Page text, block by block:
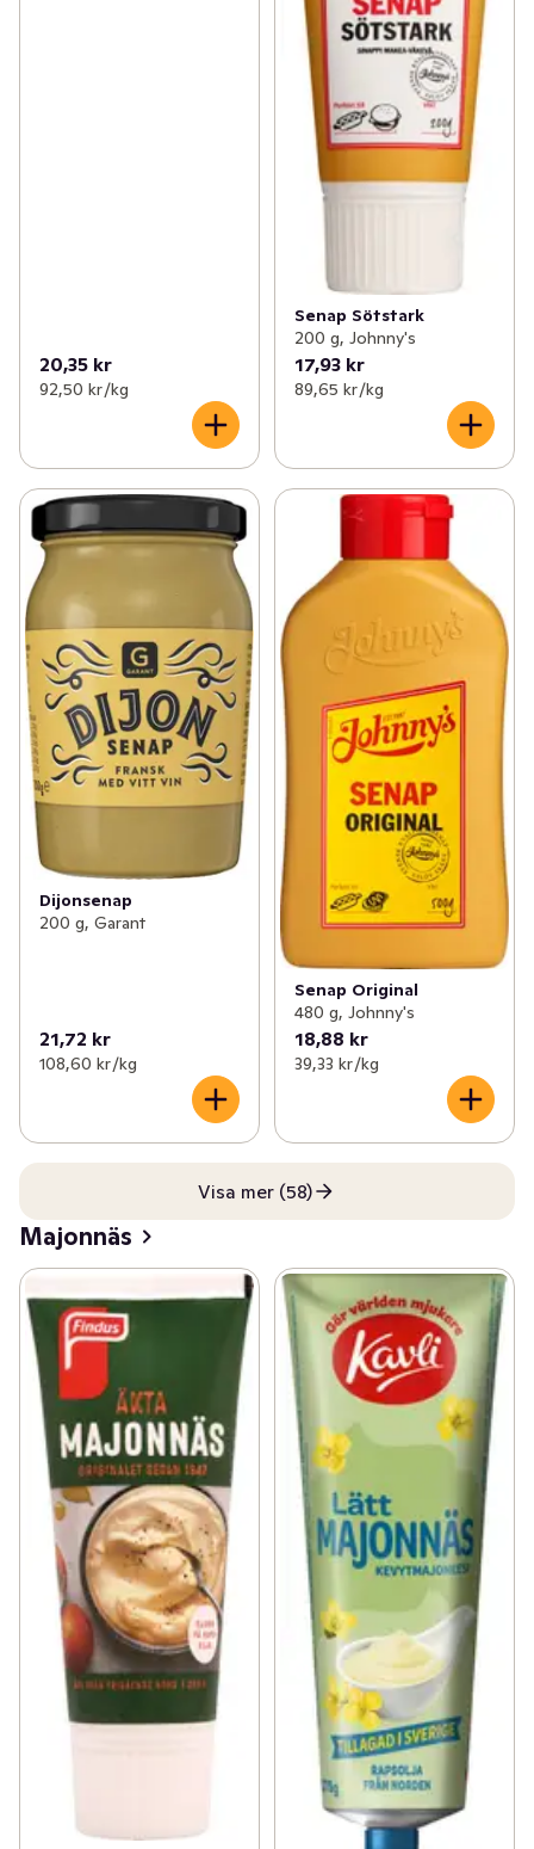
20,35 kr
92,50 kr /kg
Senap Sötstark
200 g, Johnny's
17,93 kr
89,65 kr /kg
Dijonsenap
200 g, Garant
21,72 kr
108,60 kr /kg
Senap Original
480 g, Johnny's
18,88 kr
39,33 kr /kg
Visa mer (58)
Majonnäs